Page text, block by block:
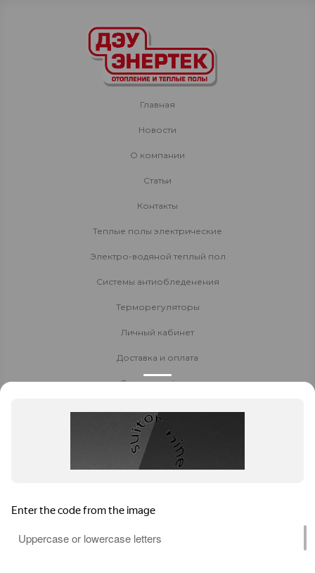
Главная
Новости
О компании
Статьи
Контакты
Теплые полы электрические
Электро-водяной теплый пол
Системы антиобледенения
Терморегуляторы
Личный кабинет
Доставка и оплата
Стать партнёром
Контакты
8 800 700-80-40